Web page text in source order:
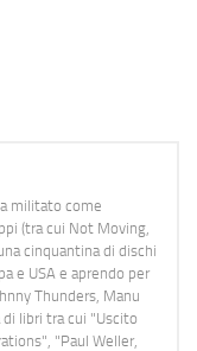
militato come
(tra cui Not Moving,
cinquantina di dischi
e USA e aprendo per
Thunders, Manu
di libri tra cui "Uscito
"Paul Weller,